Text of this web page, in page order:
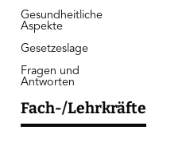
Gesundheitliche
Aspekte
Gesetzeslage
Fragen und
Antworten
Fach-/Lehrkräfte